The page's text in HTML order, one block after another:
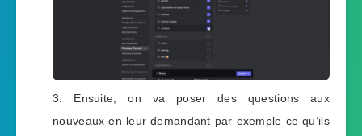
Ensuite, on va poser des questions aux
nouveaux en leur demandant par exemple ce qu’ils